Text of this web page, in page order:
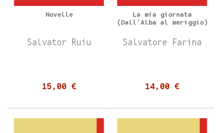
Novelle
Salvator Ruiu
15,00 €
La mia giornata
(Dall'Alba al meriggio)
Salvatore Farina
14,00 €